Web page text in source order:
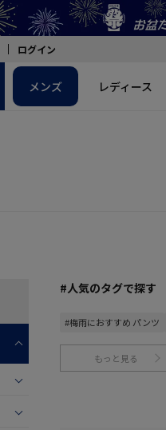
ログイン
メンズ レディース
#人気のタグで探す
#梅雨におすすめ パンツ
もっと見る